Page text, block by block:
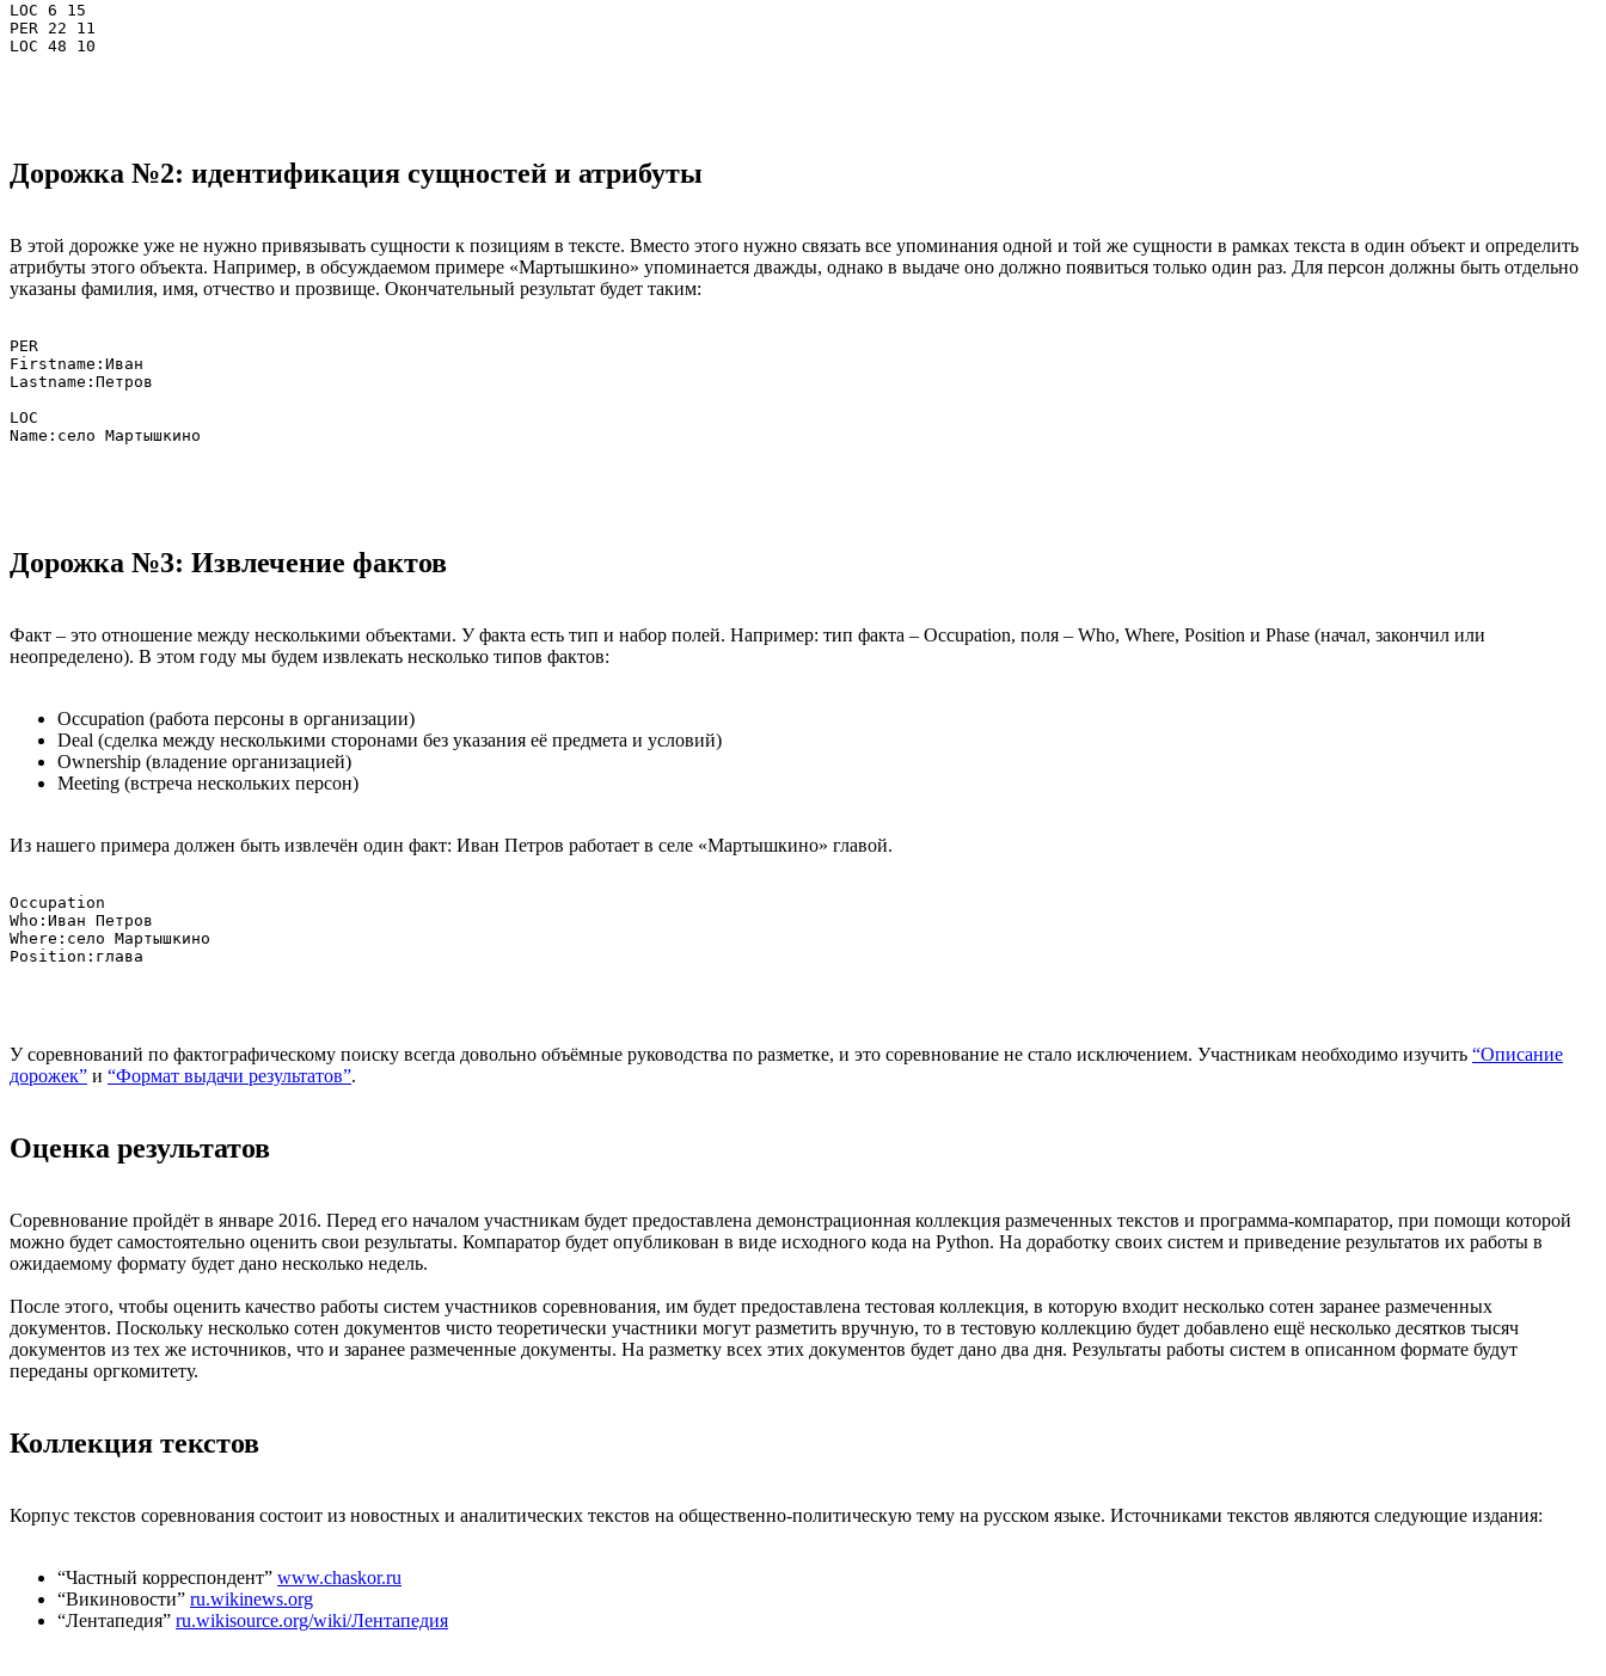
LOC 6 15
PER 22 11
Дорожка №2: идентификация сущностей и атрибуты
В этой дорожке уже не нужно привязывать сущности к позициям в тексте. Вместо этого нужно связать все упоминания одной и той же сущности в рамках текста в один объект и определить
атрибуты этого объекта. Например, в обсуждаемом примере «Мартышкино» упоминается дважды, однако в выдаче оно должно появиться только один раз. Для персон должны быть отдельно
указаны фамилия, имя, отчество и прозвище. Окончательный результат будет таким:
PER
Firstname:Иван
Lastname:Петров
LOC
Дорожка №3: Извлечение фактов
Факт – это отношение между несколькими объектами. У факта есть тип и набор полей. Например: тип факта – Occupation, поля – Who, Where, Position и Phase (начал, закончил или
неопределено). В этом году мы будем извлекать несколько типов фактов:
Occupation (работа персоны в организации)
Deal (сделка между несколькими сторонами без указания её предмета и условий)
Ownership (владение организацией)
Meeting (встреча нескольких персон)
Из нашего примера должен быть извлечён один факт: Иван Петров работает в селе «Мартышкино» главой.
Occupation
Who:Иван Петров
Where:село Мартышкино
У соревнований по фактографическому поиску всегда довольно объёмные руководства по разметке, и это соревнование не стало исключением. Участникам необходимо изучить “Описание
дорожек” и “Формат выдачи результатов”.
Оценка результатов
Соревнование пройдёт в январе 2016. Перед его началом участникам будет предоставлена демонстрационная коллекция размеченных текстов и программа-компаратор, при помощи которой
можно будет самостоятельно оценить свои результаты. Компаратор будет опубликован в виде исходного кода на Python. На доработку своих систем и приведение результатов их работы в
ожидаемому формату будет дано несколько недель.
После этого, чтобы оценить качество работы систем участников соревнования, им будет предоставлена тестовая коллекция, в которую входит несколько сотен заранее размеченных
документов. Поскольку несколько сотен документов чисто теоретически участники могут разметить вручную, то в тестовую коллекцию будет добавлено ещё несколько десятков тысяч
документов из тех же источников, что и заранее размеченные документы. На разметку всех этих документов будет дано два дня. Результаты работы систем в описанном формате будут
переданы оргкомитету.
Коллекция текстов
Корпус текстов соревнования состоит из новостных и аналитических текстов на общественно-политическую тему на русском языке. Источниками текстов являются следующие издания:
“Частный корреспондент” www.chaskor.ru
“Викиновости” ru.wikinews.org
“Лентапедия” ru.wikisource.org/wiki/Лентапедия